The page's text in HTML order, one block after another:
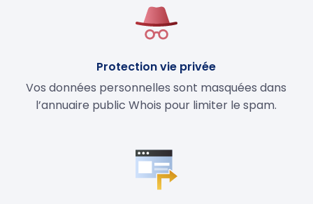
Protection vie privée
Vos données personnelles sont masquées dans
l’annuaire public Whois pour limiter le spam.